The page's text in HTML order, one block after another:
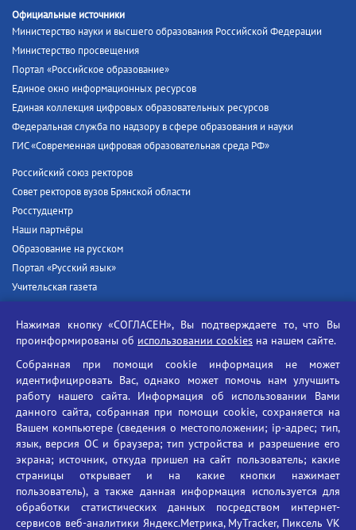
Официальные источники
Министерство науки и высшего образования Российской Федерации
Министерство просвещения
Портал «Российское образование»
Единое окно информационных ресурсов
Единая коллекция цифровых образовательных ресурсов
Федеральная служба по надзору в сфере образования и науки
ГИС «Современная цифровая образовательная среда РФ»
Российский союз ректоров
Совет ректоров вузов Брянской области
Росстудцентр
Наши партнёры
Образование на русском
Портал «Русский язык»
Учительская газета
Единый портал государственных услуг
Противодействие угрозам информационной безопасности
Социальные ролики - Генеральная прокуратура РФ
Противодействие коррупции
БГУ против наркотиков
Брянский государственный университет
имени академика И.Г. Петровского
Время работы: пн-пт 09:00-18:00
Нажимая кнопку «СОГЛАСЕН», Вы подтверждаете то, что Вы
проинформированы об использовании cookies на нашем сайте.
Собранная при помощи cookie информация не может
идентифицировать Вас, однако может помочь нам улучшить
работу нашего сайта. Информация об использовании Вами
данного сайта, собранная при помощи cookie, сохраняется на
Вашем компьютере (сведения о местоположении; ip-адрес; тип,
язык, версия ОС и браузера; тип устройства и разрешение его
экрана; источник, откуда пришел на сайт пользователь; какие
страницы открывает и на какие кнопки нажимает
пользователь), а также данная информация используется для
обработки статистических данных посредством интернет-
сервисов веб-аналитики Яндекс.Метрика, MyTracker, Пиксель VK